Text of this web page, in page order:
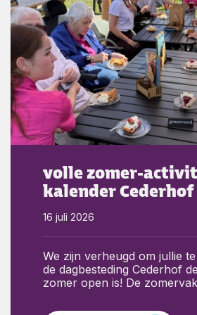
volle zomer-
kalender Cederhof
16 juli 2026
We zijn verheugd om jullie
de dagbesteding Cederhof
zomer open is! De
gaat op vakantie. Ook de